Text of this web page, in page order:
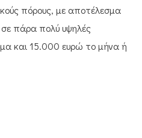
πόρους, με αποτέλεσμα
πάρα πολύ υψηλές
και 15.000 ευρώ το μήνα ή